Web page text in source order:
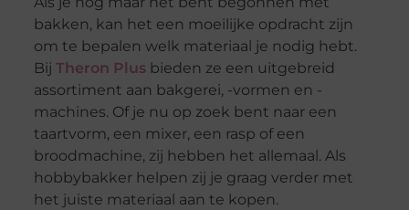
bakken, kan het een moeilijke opdracht zijn
om te bepalen welk materiaal je nodig hebt.
Bij Theron Plusbieden ze een uitgebreid
assortiment aan bakgerei, -vormen en -
machines. Of je nu op zoek bent naar een
taartvorm, een mixer, een rasp of een
broodmachine, zij hebben het allemaal. Als
hobbybakker helpen zij je graag verder met
het juiste materiaal aan te kopen.